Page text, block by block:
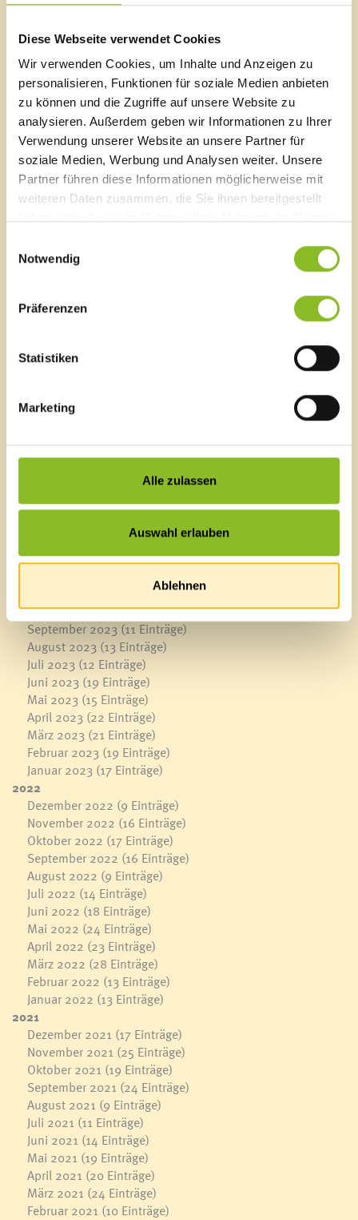
Diese Webseite verwendet Cookies
Wir verwenden Cookies, um Inhalte und Anzeigen zu
personalisieren, Funktionen für soziale Medien anbieten
zu können und die Zugriffe auf unsere Website zu
analysieren. Außerdem geben wir Informationen zu Ihrer
Verwendung unserer Website an unsere Partner für
soziale Medien, Werbung und Analysen weiter. Unsere
Partner führen diese Informationen möglicherweise mit
weiteren Daten zusammen, die Sie ihnen bereitgestellt
Notwendig
Präferenzen
Statistiken
Marketing
Alle zulassen
Auswahl erlauben
Ablehnen
Mai 2026(10 Einträge)
April 2026
(18 Einträge)
März 2026(19 Einträge)
Februar 2026(14 Einträge)
Januar 2026(8 Einträge)
2025
Dezember 2025(12 Einträge)
November 2025(22 Einträge)
Oktober 2025 (16 Einträge)
September 2025(22 Einträge)
August 2025(6 Einträge)
Juli 2025(13 Einträge)
Juni 2025(16 Einträge)
April 2025
Januar 2025
November 2024
September 2024
August 2024
Juni 2024(21 Einträge)
(10 Einträge)
März 2024(18 Einträge)
(15 Einträge)
(8 Einträge)
2023
(7 Einträge)
(17 Einträge)
Oktober 2023(15 Einträge)
September 2023 (11 Einträge)
August 2023 (13 Einträge)
Juli 2023 (12 Einträge)
Juni 2023 (19 Einträge)
Mai 2023 (15 Einträge)
April 2023 (22 Einträge)
März 2023 (21 Einträge)
Februar 2023 (19 Einträge)
Januar 2023 (17 Einträge)
2022
Dezember 2022 (9 Einträge)
November 2022 (16 Einträge)
Oktober 2022 (17 Einträge)
September 2022 (16 Einträge)
August 2022 (9 Einträge)
Juli 2022 (14 Einträge)
Juni 2022 (18 Einträge)
Mai 2022 (24 Einträge)
April 2022 (23 Einträge)
März 2022 (28 Einträge)
Februar 2022 (13 Einträge)
Januar 2022 (13 Einträge)
2021
Dezember 2021 (17 Einträge)
November 2021 (25 Einträge)
Oktober 2021 (19 Einträge)
September 2021 (24 Einträge)
August 2021 (9 Einträge)
Juli 2021 (11 Einträge)
Juni 2021 (14 Einträge)
Mai 2021 (19 Einträge)
April 2021 (20 Einträge)
März 2021 (24 Einträge)
Februar 2021 (10 Einträge)